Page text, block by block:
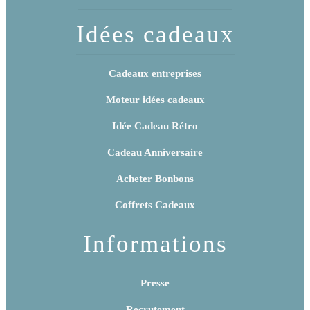
Idées cadeaux
Cadeaux entreprises
Moteur idées cadeaux
Idée Cadeau Rétro
Cadeau Anniversaire
Acheter Bonbons
Coffrets Cadeaux
Informations
Presse